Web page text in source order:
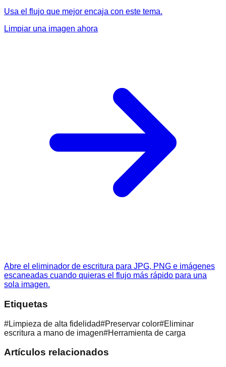
Usa el flujo que mejor encaja con este tema.
Limpiar una imagen ahora
Abre el eliminador de escritura para JPG, PNG e imágenes
escaneadas cuando quieras el flujo más rápido para una
sola imagen.
Etiquetas
#Limpieza de alta fidelidad#Preservar color#Eliminar
escritura a mano de imagen#Herramienta de carga
Artículos relacionados